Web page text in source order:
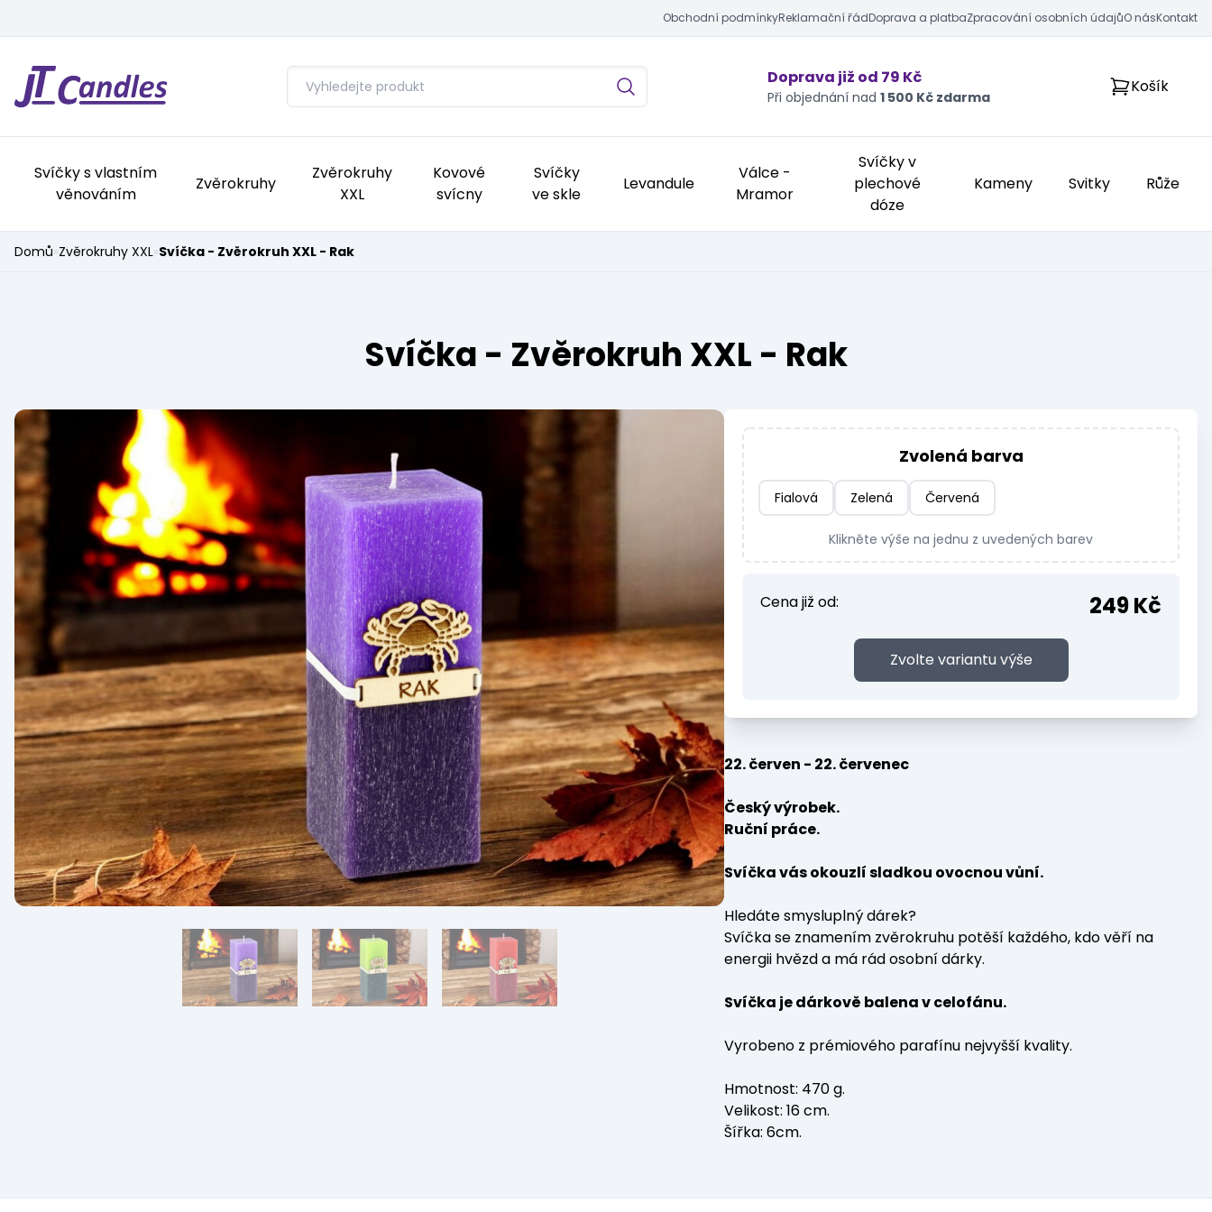
Obchodní podmínkyReklamační řádDoprava a platbaZpracování osobních údajůO násKontakt
Doprava již od 79 Kč
Při objednání nad 1 500 Kč zdarma
Košík
Svíčky s vlastním
věnováním
Zvěrokruhy
Zvěrokruhy
XXL
Kovové
svícny
Svíčky
ve skle
Levandule
Válce -
Mramor
Svíčky v
plechové
dóze
Kameny Svitky Růže
Domů»Zvěrokruhy XXL»Svíčka - Zvěrokruh XXL - Rak
Svíčka - Zvěrokruh XXL - Rak
Zvolená barva
Fialová Zelená Červená
Klikněte výše na jednu z uvedených barev
Cena již od: 249 Kč
Zvolte variantu výše
22. červen - 22. červenec
Český výrobek.
Ruční práce.
Svíčka vás okouzlí sladkou ovocnou vůní.
Hledáte smysluplný dárek?
Svíčka se znamením zvěrokruhu potěší každého, kdo věří na
energii hvězd a má rád osobní dárky.
Svíčka je dárkově balena v celofánu.
Vyrobeno z prémiového parafínu nejvyšší kvality.
Hmotnost: 470 g.
Velikost: 16 cm.
Šířka: 6cm.